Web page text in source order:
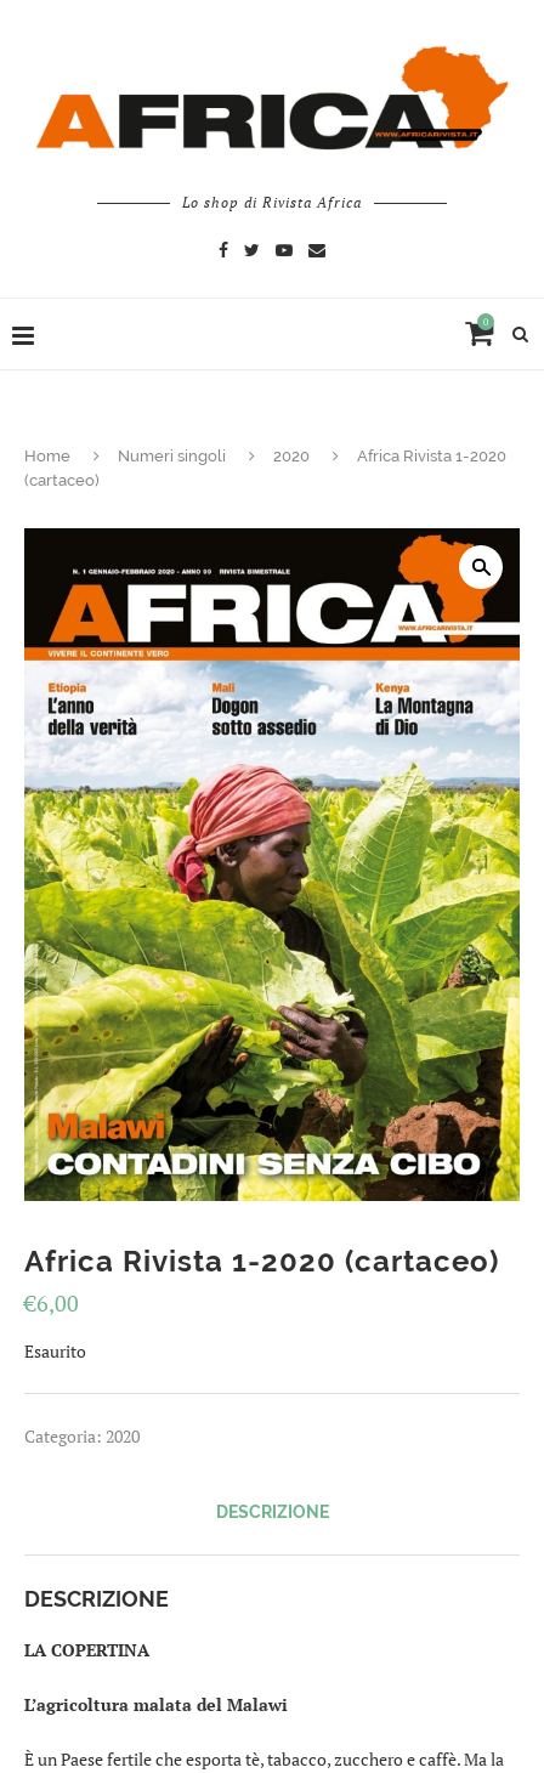
Lo shop di Rivista Africa
0
Home Numeri singoli 2020
Africa Rivista 1-2020
(cartaceo)
Africa Rivista 1-2020 (cartaceo)
€6,00
Esaurito
Categoria: 2020
DESCRIZIONE
DESCRIZIONE
LA COPERTINA
L’agricoltura malata del Malawi
È un Paese fertile che esporta tè, tabacco, zucchero e caffè. Ma la